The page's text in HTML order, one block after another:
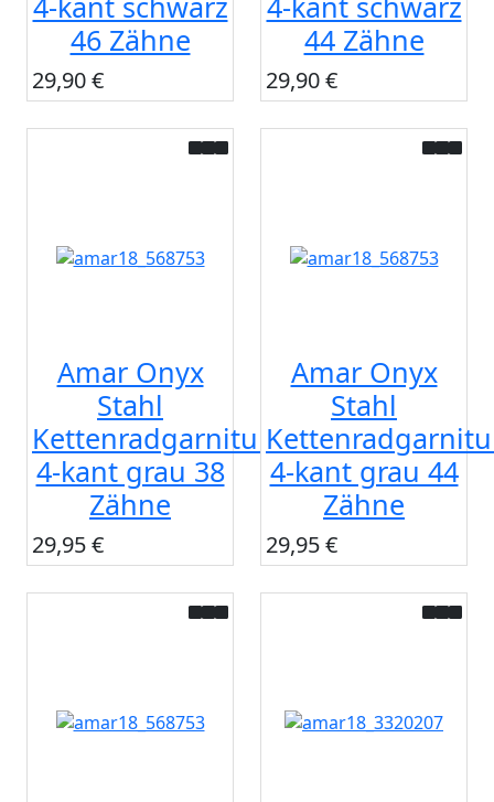
46 Zähne
29,90 €
44 Zähne
29,90 €
Amar Onyx
Stahl
Kettenradgarnitur
4-kant grau 38
Zähne
29,95 €
Amar Onyx
Stahl
4-kant grau 44
Zähne
29,95 €